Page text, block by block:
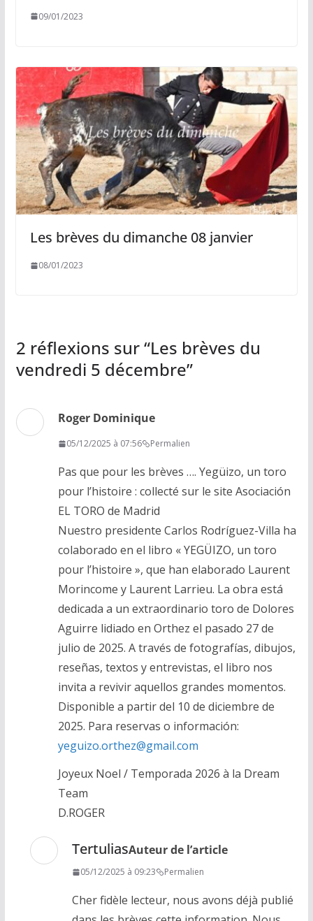
09/01/2023
Les brèves du dimanche 08 janvier
08/01/2023
2 réflexions sur “Les brèves du
vendredi 5 décembre”
Roger Dominique
05/12/2025 à 07:56 Permalien
Pas que pour les brèves …. Yegüizo, un toro
pour l’histoire : collecté sur le site Asociación
EL TORO de Madrid
Nuestro presidente Carlos Rodríguez-Villa ha
colaborado en el libro « YEGÜIZO, un toro
pour l’histoire », que han elaborado Laurent
Morincome y Laurent Larrieu. La obra está
dedicada a un extraordinario toro de Dolores
Aguirre lidiado en Orthez el pasado 27 de
julio de 2025. A través de fotografías, dibujos,
reseñas, textos y entrevistas, el libro nos
invita a revivir aquellos grandes momentos.
Disponible a partir del 10 de diciembre de
2025. Para reservas o información:
yeguizo.orthez@gmail.com
Joyeux Noel / Temporada 2026 à la Dream
Team
D.ROGER
TertuliasAuteur de l’article
05/12/2025 à 09:23 Permalien
Cher fidèle lecteur, nous avons déjà publié